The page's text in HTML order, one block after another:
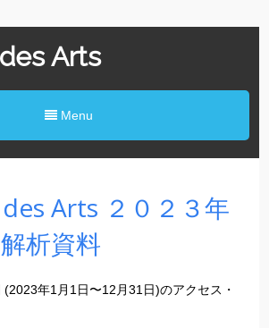
Arts
Menu
Arts ２０２３年
析資料
(2023年1月1日〜12月31日)のアクセス・